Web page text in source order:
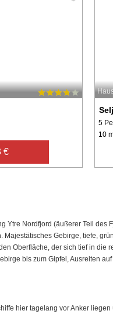
€
5
10
Ytre Nordfjord (äußerer Teil des
Gebirge, tiefe,
Oberfläche, der sich tief in die
bis zum Gipfel, Ausreiten
hier tagelang vor Anker